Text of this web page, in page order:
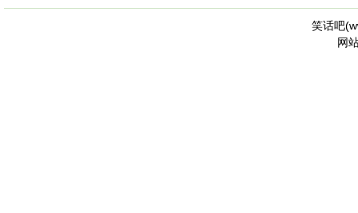
笑话吧(
网